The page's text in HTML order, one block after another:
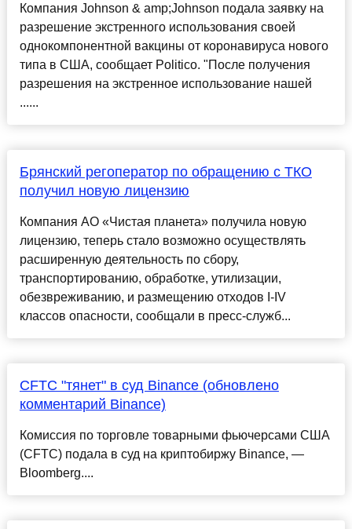
Компания Johnson & amp;Johnson подала заявку на
разрешение экстренного использования своей
однокомпонентной вакцины от коронавируса нового
типа в США, сообщает Politico. "После получения
разрешения на экстренное использование нашей
......
Брянский регоператор по обращению с ТКО
получил новую лицензию
Компания АО «Чистая планета» получила новую
лицензию, теперь стало возможно осуществлять
расширенную деятельность по сбору,
транспортированию, обработке, утилизации,
обезвреживанию, и размещению отходов I-IV
классов опасности, сообщали в пресс-служб...
CFTC "тянет" в суд Binance (обновлено
комментарий Binance)
Комиссия по торговле товарными фьючерсами США
(CFTC) подала в суд на криптобиржу Binance, —
Bloomberg....